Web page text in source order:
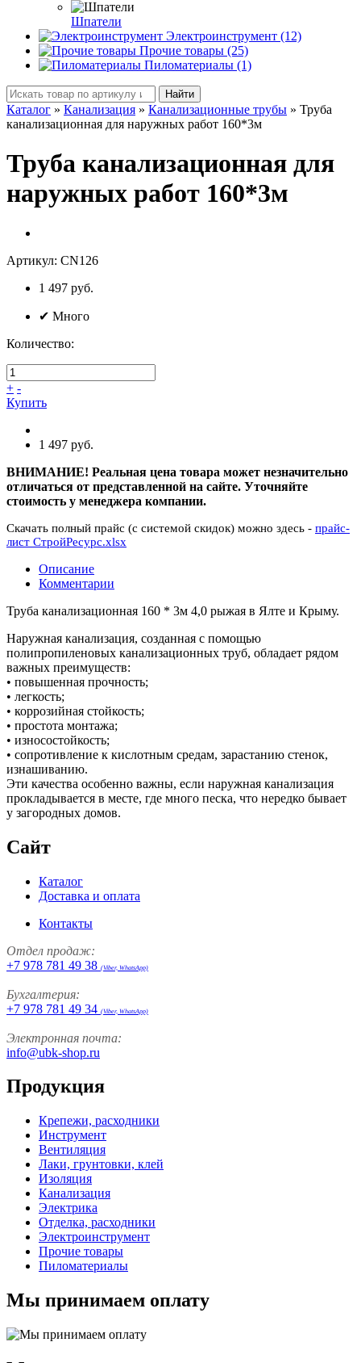
Шпатели
Электроинструмент (12)
Прочие товары (25)
Пиломатериалы (1)
Найти
Каталог » Канализация » Канализационные трубы » Труба
канализационная для наружных работ 160*3м
Труба канализационная для
наружных работ 160*3м
Артикул: CN126
1 497 руб.
✔ Много
Количество:
+ -
Купить
1 497 руб.
ВНИМАНИЕ! Реальная цена товара может незначительно
отличаться от представленной на сайте. Уточняйте
стоимость у менеджера компании.
Скачать полный прайс (с системой скидок) можно здесь - прайс-
лист СтройРесурс.xlsx
Описание
Комментарии
Труба канализационная 160 * 3м 4,0 рыжая в Ялте и Крыму.
Наружная канализация, созданная с помощью
полипропиленовых канализационных труб, обладает рядом
важных преимуществ:
• повышенная прочность;
• легкость;
• коррозийная стойкость;
• простота монтажа;
• износостойкость;
• сопротивление к кислотным средам, зарастанию стенок,
изнашиванию.
Эти качества особенно важны, если наружная канализация
прокладывается в месте, где много песка, что нередко бывает
у загородных домов.
Сайт
Каталог
Доставка и оплата
Контакты
Отдел продаж:
+7 978 781 49 38 (Viber, WhatsApp)
Бухгалтерия:
+7 978 781 49 34 (Viber, WhatsApp)
Электронная почта:
info@ubk-shop.ru
Продукция
Крепежи, расходники
Инструмент
Вентиляция
Лаки, грунтовки, клей
Изоляция
Канализация
Электрика
Отделка, расходники
Электроинструмент
Прочие товары
Пиломатериалы
Мы принимаем оплату